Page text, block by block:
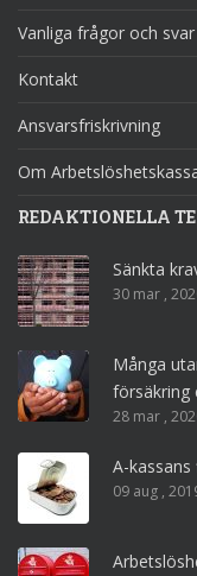
Vanliga frågor och svar
Kontakt
Ansvarsfriskrivning
Om
REDAKTIONELLA
Sänkta
30 mar ,
Många
försäkring
28 mar ,
A-
09 aug ,